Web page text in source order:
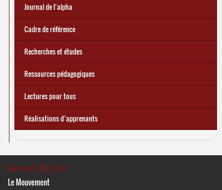
Réforme des allocations de chômage : premiers bilans
d’une exclusion annoncée
🎬 L’alpha populaire : c’est quoi ?
Statistiques 2025 sur les apprenant
Journal de l’alpha 241 (2
écrire demain
... Tous les articles
Journal de l’alpha
Cadre de référence
Recherches et études
Ressources pédagogiques
Lectures pour tous
Réalisations d’apprenants
Lire et Écrire
Le Mouvement